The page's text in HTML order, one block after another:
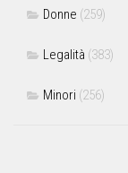
Donne (259)
Legalità (383)
Minori (256)